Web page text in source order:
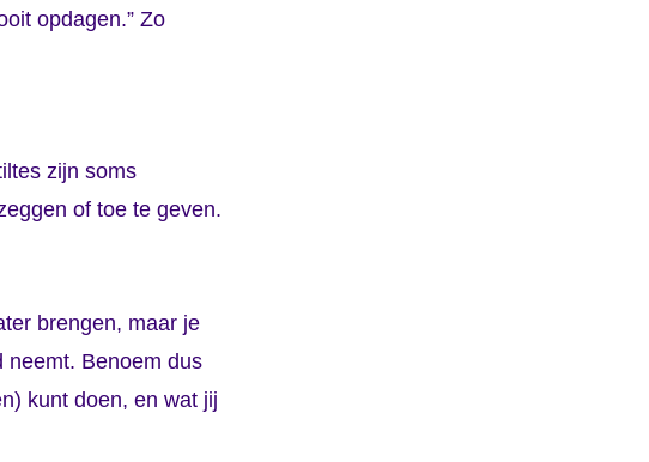
opdagen.” Zo
zijn soms
of toe te geven.
brengen, maar je
neemt. Benoem dus
kunt doen, en wat jij